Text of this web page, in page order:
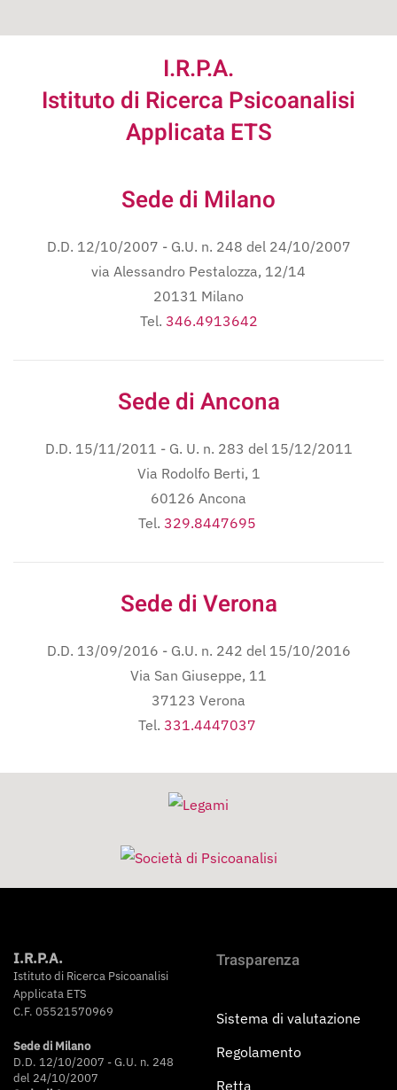
I.R.P.A.
Istituto di Ricerca Psicoanalisi
Applicata ETS
Sede di Milano
D.D. 12/10/2007 - G.U. n. 248 del 24/10/2007
via Alessandro Pestalozza, 12/14
20131 Milano
Tel. 346.4913642
Sede di Ancona
D.D. 15/11/2011 - G. U. n. 283 del 15/12/2011
Via Rodolfo Berti, 1
60126 Ancona
Tel. 329.8447695
Sede di Verona
D.D. 13/09/2016 - G.U. n. 242 del 15/10/2016
Via San Giuseppe, 11
37123 Verona
Tel. 331.4447037
I.R.P.A.
Istituto di Ricerca Psicoanalisi
Applicata ETS
C.F. 05521570969
Sede di Milano
D.D. 12/10/2007 - G.U. n. 248
del 24/10/2007
Trasparenza
Sistema di valutazione
Regolamento
Retta